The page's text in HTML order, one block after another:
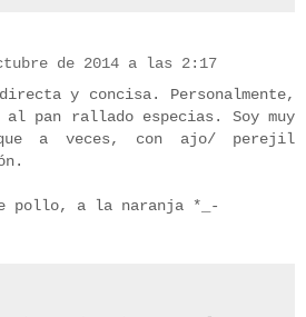
de 2014 a las 2:17
y concisa. Personalmente,
pan rallado especias. Soy muy
a veces, con ajo/ perejil
pollo, a la naranja *_-